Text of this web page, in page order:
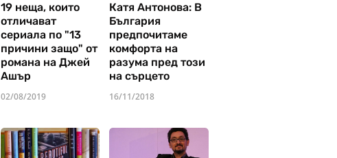
19 неща, които
отличават
сериала по "13
причини защо" от
романа на Джей
Ашър
02/08/2019
Катя Антонова: В
България
предпочитаме
комфорта на
разума пред този
на сърцето
16/11/2018